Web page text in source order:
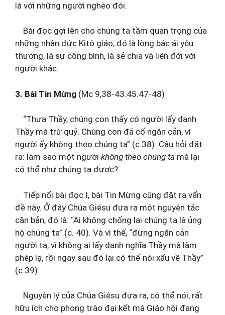
là với những người nghèo đói.
Bài đọc gợi lên cho chúng ta tầm quan trọng của
những nhân đức Kitô giáo, đó là lòng bác ái yêu
thương, là sự công bình, là sẻ chia và liên đới với
người khác.
3. Bài Tin Mừng (Mc 9,38-43.45.47-48)
“Thưa Thầy, chúng con thấy có người lấy danh
Thầy mà trừ quỷ. Chúng con đã cố ngăn cản, vì
người ấy không theo chúng ta” (c.38). Câu hỏi đặt
ra: làm sao một người không theo chúng ta mà lại
có thể như chúng ta được?
Tiếp nối bài đọc I, bài Tin Mừng cũng đặt ra vấn
đề này. Ở đây Chúa Giêsu đưa ra một nguyên tắc
căn bản, đó là: “Ai không chống lại chúng ta là ủng
hộ chúng ta” (c. 40). Và vì thế, “đừng ngăn cản
người ta, vì không ai lấy danh nghĩa Thầy mà làm
phép lạ, rồi ngay sau đó lại có thể nói xấu về Thầy”
(c.39).
Nguyên lý của Chúa Giêsu đưa ra, có thể nói, rất
hữu ích cho phong trào đại kết mà Giáo hội đang